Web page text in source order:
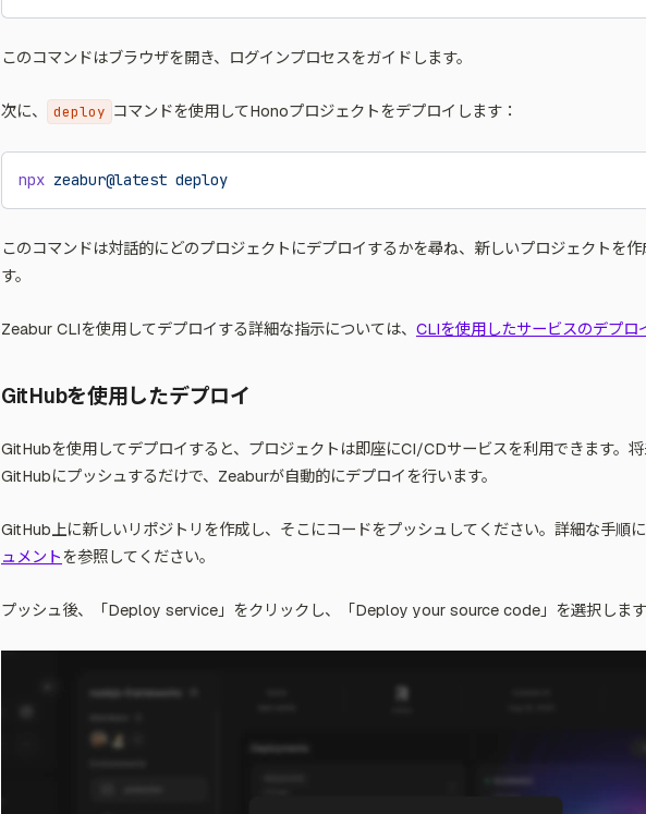
このコマンドはブラウザを開き、ログインプロセスをガイドします。
次に、 deploy コマンドを使用してHonoプロジェクトをデプロイします：
npx zeabur@latest deploy
このコマンドは対話的にどのプロジェクトにデプロイするかを尋ね、新しいプロジェクトを
す。
Zeabur CLIを使用してデプロイする詳細な指示については、 CLIを使用したサービスのデプロ
GitHubを使用したデプロイ
GitHubを使用してデプロイすると、プロジェクトは即座にCI/CDサービスを利用できます。
GitHubにプッシュするだけで、Zeaburが自動的にデプロイを行います。
GitHub上に新しいリポジトリを作成し、そこにコードをプッシュしてください。詳細な手順
ュメント を参照してください。
プッシュ後、「Deploy service」をクリックし、「Deploy your source code」を選択しま